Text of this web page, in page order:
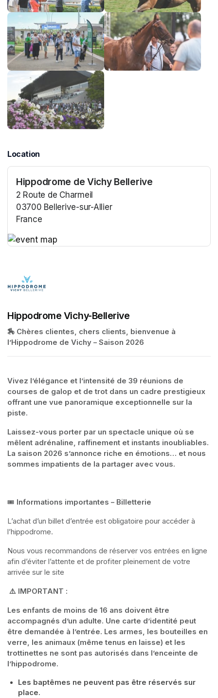
Location
Hippodrome de Vichy Bellerive
2 Route de Charmeil
03700 Bellerive-sur-Allier
France
Hippodrome Vichy-Bellerive
🏇 Chères clientes, chers clients, bienvenue à
l’Hippodrome de Vichy – Saison 2026
Vivez l’élégance et l’intensité de 39 réunions de
courses de galop et de trot dans un cadre prestigieux
offrant une vue panoramique exceptionnelle sur la
piste.
Laissez-vous porter par un spectacle unique où se
mêlent adrénaline, raffinement et instants inoubliables.
La saison 2026 s’annonce riche en émotions… et nous
sommes impatients de la partager avec vous.
🎟️ Informations importantes – Billetterie
L’achat d’un billet d’entrée est obligatoire pour accéder à
l’hippodrome.
Nous vous recommandons de réserver vos entrées en ligne
afin d’éviter l’attente et de profiter pleinement de votre
arrivée sur le site
⚠️ IMPORTANT :
Les enfants de moins de 16 ans doivent être
accompagnés d’un adulte. Une carte d’identité peut
être demandée à l’entrée. Les armes, les bouteilles en
verre, les animaux (même tenus en laisse) et les
trottinettes ne sont pas autorisés dans l’enceinte de
l’hippodrome.
Les baptêmes ne peuvent pas être réservés sur
place.